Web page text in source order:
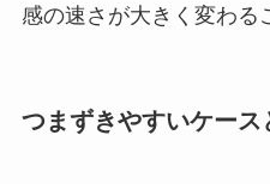
感の速さが大きく変わる
つまずきやすいケース